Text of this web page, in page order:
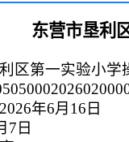
东营市垦利
区第一实验小学
2026年6月16日
7日